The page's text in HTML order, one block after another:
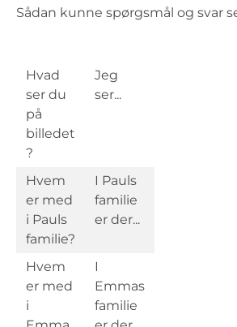
Sådan kunne spørgsmål og svar
Hvad
ser du
på
billedet
?
Jeg
ser...
Hvem
er med
i Pauls
familie?
I Pauls
familie
er der...
Hvem
er med
i
I
Emmas
familie